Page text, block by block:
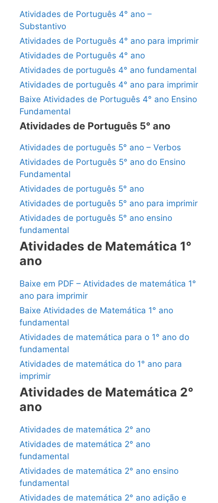
Atividades de Português 4° ano –
Substantivo
Atividades de Português 4° ano para imprimir
Atividades de Português 4° ano
Atividades de português 4° ano fundamental
Atividades de português 4° ano para imprimir
Baixe Atividades de Português 4° ano Ensino
Fundamental
Atividades de Português 5° ano
Atividades de português 5° ano – Verbos
Atividades de Português 5° ano do Ensino
Fundamental
Atividades de português 5° ano
Atividades de português 5° ano para imprimir
Atividades de português 5° ano ensino
fundamental
Atividades de Matemática 1°
ano
Baixe em PDF – Atividades de matemática 1°
ano para imprimir
Baixe Atividades de Matemática 1° ano
fundamental
Atividades de matemática para o 1° ano do
fundamental
Atividades de matemática do 1° ano para
imprimir
Atividades de Matemática 2°
ano
Atividades de matemática 2° ano
Atividades de matemática 2° ano
fundamental
Atividades de matemática 2° ano ensino
fundamental
Atividades de matemática 2° ano adição e